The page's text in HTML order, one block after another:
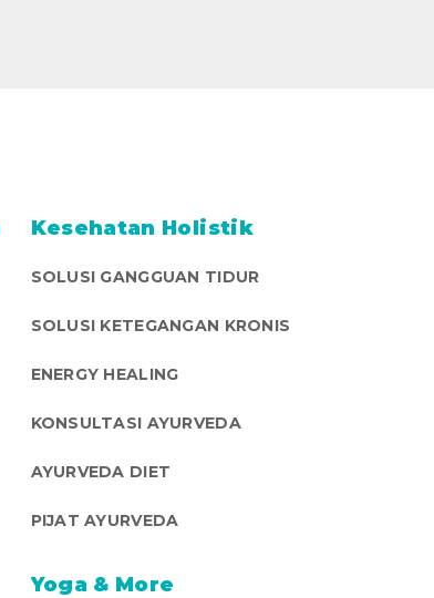
Kesehatan Holistik
SOLUSI GANGGUAN TIDUR
SOLUSI KETEGANGAN KRONIS
ENERGY HEALING
KONSULTASI AYURVEDA
AYURVEDA DIET
PIJAT AYURVEDA
Yoga & More